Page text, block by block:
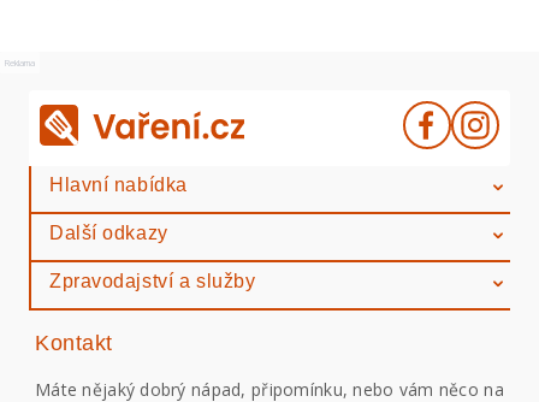
Reklama
Hlavní nabídka
Další odkazy
Zpravodajství a služby
Kontakt
Máte nějaký dobrý nápad, připomínku, nebo vám něco na